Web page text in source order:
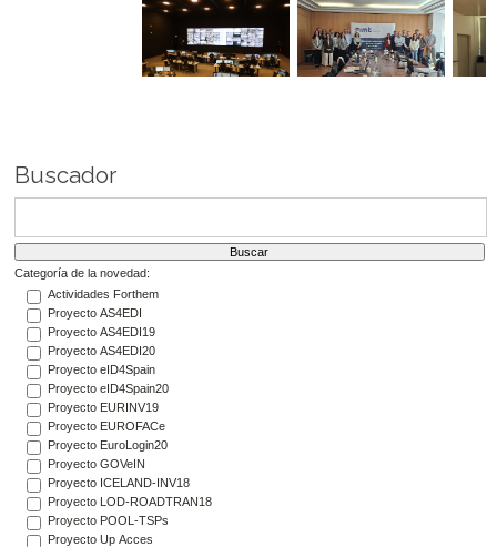
Buscador
Categoría de la novedad:
Actividades Forthem
Proyecto AS4EDI
Proyecto AS4EDI19
Proyecto AS4EDI20
Proyecto eID4Spain
Proyecto eID4Spain20
Proyecto EURINV19
Proyecto EUROFACe
Proyecto EuroLogin20
Proyecto GOVeIN
Proyecto ICELAND-INV18
Proyecto LOD-ROADTRAN18
Proyecto POOL-TSPs
Proyecto Up Acces